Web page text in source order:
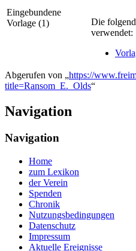
Eingebundene
Vorlage (1)
Die
verwendet:
Abgerufen von „https://
title=Ransom_E._Olds“
Navigation
Navigation
Home
zum Lexikon
der Verein
Spenden
Chronik
Nutzungsbedingungen
Datenschutz
Impressum
Aktuelle Ereignisse